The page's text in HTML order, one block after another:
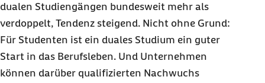
dualen Studiengängen bundesweit mehr als
verdoppelt, Tendenz steigend. Nicht ohne Grund:
Für Studenten ist ein duales Studium ein guter
Start in das Berufsleben. Und Unternehmen
können darüber qualifizierten Nachwuchs